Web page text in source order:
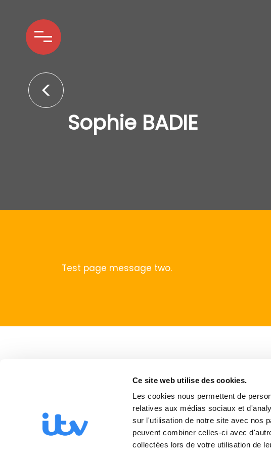
Ce site web utilise des cookies.
Les cookies nous permettent de
relatives aux médias sociaux et
sur l'utilisation de notre site avec nos
peuvent combiner celles-ci avec
collectées lors de votre utilisation de
Sophie BADIE
Test page message two.
United
Finland